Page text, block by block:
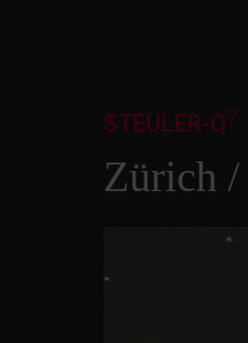
Zürich
STEULER-Q7